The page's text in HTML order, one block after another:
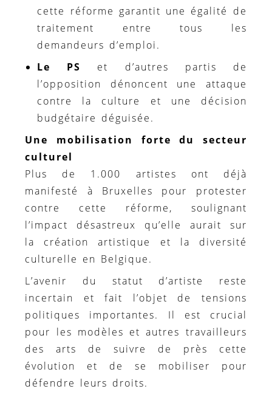
cette réforme garantit une égalité de
traitement entre tous les
demandeurs d’emploi.
Le PS
et d’autres partis de
l’opposition dénoncent une attaque
contre la culture et une décision
budgétaire déguisée.
Une mobilisation forte du secteur
culturel
Plus de 1.000 artistes ont déjà
manifesté à Bruxelles pour protester
contre cette réforme, soulignant
l’impact désastreux qu’elle aurait sur
la création artistique et la diversité
culturelle en Belgique.
L’avenir du statut d’artiste reste
incertain et fait l’objet de tensions
politiques importantes. Il est crucial
pour les modèles et autres travailleurs
des arts de suivre de près cette
évolution et de se mobiliser pour
défendre leurs droits.